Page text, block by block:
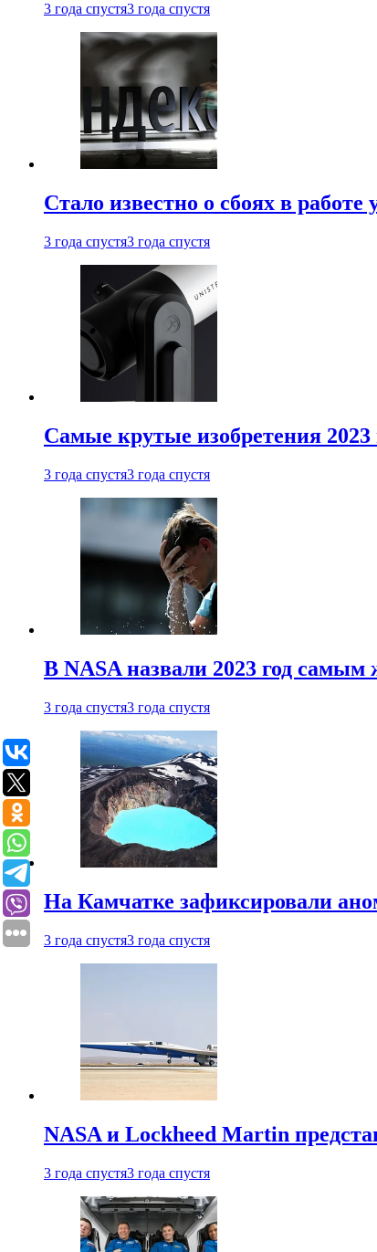
3 года спустя3 года спустя
Стало известно о сбоях в
3 года спустя3 года спустя
Самые крутые изобретения 2023
3 года спустя3 года спустя
В NASA назвали 2023 год
3 года спустя3 года спустя
На Камчатке зафиксировали
3 года спустя3 года спустя
NASA и Lockheed Martin
3 года спустя3 года спустя